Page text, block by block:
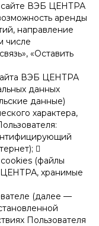
сайте ВЭБ ЦЕНТРА
аренды
направление
числе
«Оставить
ВЭБ ЦЕНТРА
данных
данные)
характера,

(файлы
хранимые
(далее —
Пользователя